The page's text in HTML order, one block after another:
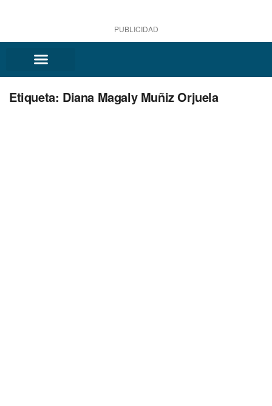
PUBLICIDAD
Etiqueta: Diana Magaly Muñiz Orjuela